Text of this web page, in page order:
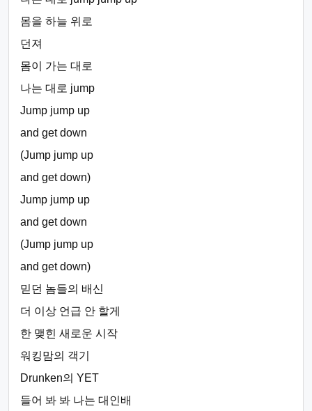
몸을 하늘 위로
던져
몸이 가는 대로
나는 대로 jump
Jump jump up
and get down
(Jump jump up
and get down)
Jump jump up
and get down
(Jump jump up
and get down)
믿던 놈들의 배신
더 이상 언급 안 할게
한 맺힌 새로운 시작
워킹맘의 객기
Drunken의 YET
들어 봐 봐 나는 대인배